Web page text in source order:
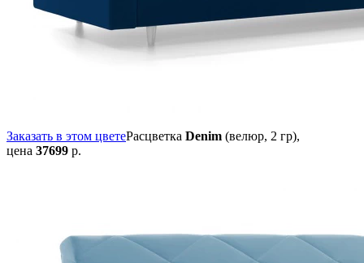
Заказать в этом цветеРасцветка Denim (велюр, 2 гр),
цена 37699 р.